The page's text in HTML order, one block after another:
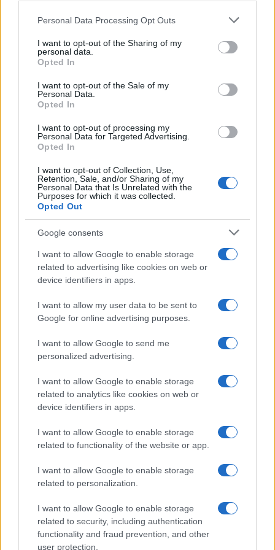
Please note that this website/app uses one or more Google
not limited to your visit or usage behaviour. You may click to
grant or deny consent to Google and its third-party tags to
use your data for below specified purposes in below Google
consent section.
Personal Data Processing Opt Outs
I want to opt-out of the Sharing of my
personal data.
Opted In
I want to opt-out of the Sale of my
Personal Data.
Opted In
I want to opt-out of processing my
Personal Data for Targeted Advertising.
Opted In
I want to opt-out of Collection, Use,
Retention, Sale, and/or Sharing of my
Personal Data that Is Unrelated with the
Purposes for which it was collected.
Opted Out
Google consents
I want to allow Google to enable storage
related to advertising like cookies on web or
device identifiers in apps.
I want to allow my user data to be sent to
Google for online advertising purposes.
I want to allow Google to send me
personalized advertising.
I want to allow Google to enable storage
related to analytics like cookies on web or
device identifiers in apps.
I want to allow Google to enable storage
related to functionality of the website or app.
I want to allow Google to enable storage
related to personalization.
I want to allow Google to enable storage
related to security, including authentication
functionality and fraud prevention, and other
user protection.
Mario Malu
Martina Agostina Diturco
I nostri cari
I nostri cari
I nostri cari
Giovannimaria Cabras
Invia un Comunicato Stampa|Pubblicità|
Vuoi rimanere sempre aggiornato?